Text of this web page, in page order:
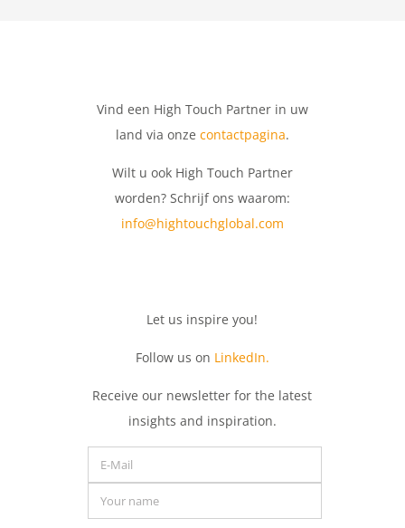
Vind een High Touch Partner in uw
land via onze contactpagina.
Wilt u ook High Touch Partner
worden? Schrijf ons waarom:
info@hightouchglobal.com
Let us inspire you!
Follow us on LinkedIn.
Receive our newsletter for the latest
insights and inspiration.